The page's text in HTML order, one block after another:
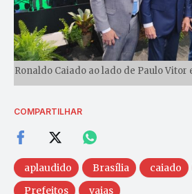
Ronaldo Caiado ao lado de Paulo Vitor
COMPARTILHAR
aplaudido Brasília caiado
Prefeitos
vaias